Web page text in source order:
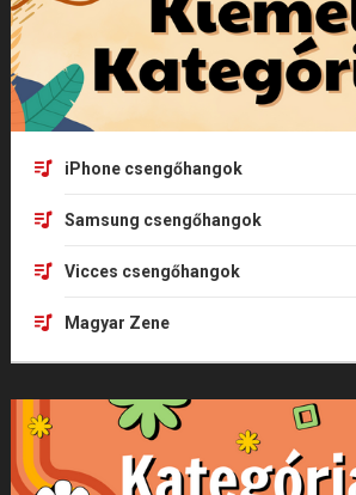
iPhone csengőhangok
Samsung csengőhangok
Vicces csengőhangok
Magyar Zene